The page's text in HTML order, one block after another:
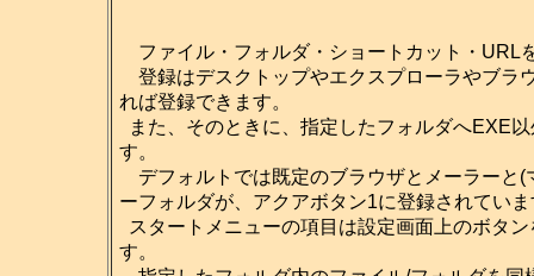
ファイル・フォルダ・ショートカット・URL
登録はデスクトップやエクスプローラやブラ
れば登録できます。
また、そのときに、指定したフォルダへEXE
す。
デフォルトでは既定のブラウザとメーラーと(
ーフォルダが、アクアボタン1に登録されてい
スタートメニューの項目は設定画面上のボタ
す。